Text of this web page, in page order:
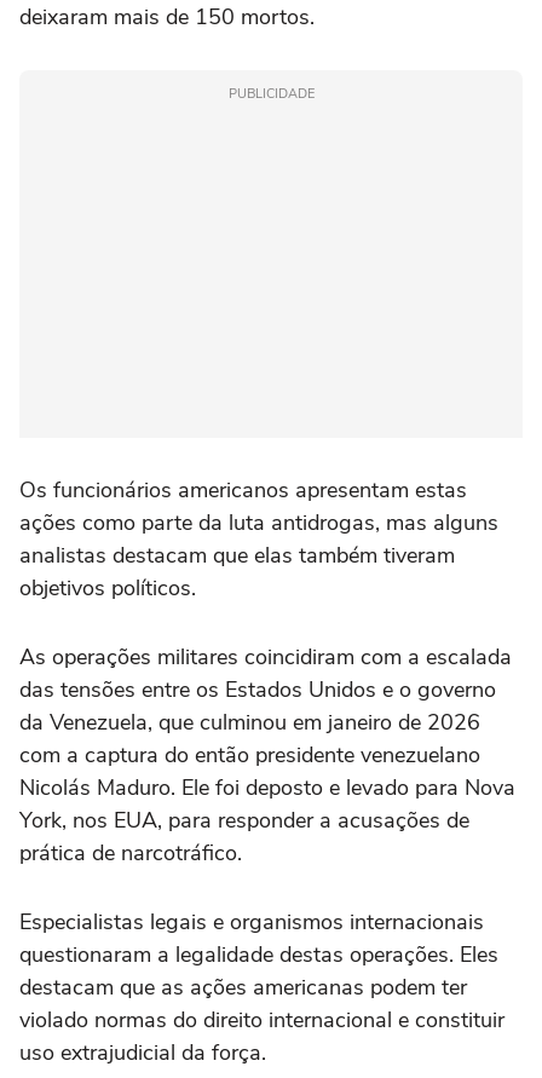
deixaram mais de 150 mortos.
PUBLICIDADE
Os funcionários americanos apresentam estas
ações como parte da luta antidrogas, mas alguns
analistas destacam que elas também tiveram
objetivos políticos.
As operações militares coincidiram com a escalada
das tensões entre os Estados Unidos e o governo
da Venezuela, que culminou em janeiro de 2026
com a captura do então presidente venezuelano
Nicolás Maduro. Ele foi deposto e levado para Nova
York, nos EUA, para responder a acusações de
prática de narcotráfico.
Especialistas legais e organismos internacionais
questionaram a legalidade destas operações. Eles
destacam que as ações americanas podem ter
violado normas do direito internacional e constituir
uso extrajudicial da força.